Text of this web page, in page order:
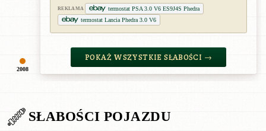
2008
REKLAMA
termostat PSA 3.0 V6 ES9J4S Phedra
termostat Lancia Phedra 3.0 V6
POKAŻ WSZYSTKIE SŁABOŚCI →
SŁABOŚCI POJAZDU